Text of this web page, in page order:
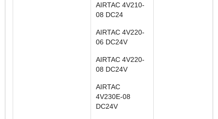
AIRTAC 4V210-
08 DC24
AIRTAC 4V220-
06 DC24V
AIRTAC 4V220-
08 DC24V
AIRTAC
4V230E-08
DC24V